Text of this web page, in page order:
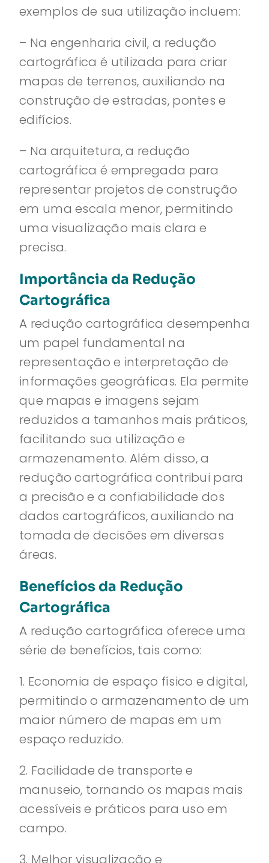
exemplos de sua utilização incluem:
– Na engenharia civil, a redução
cartográfica é utilizada para criar
mapas de terrenos, auxiliando na
construção de estradas, pontes e
edifícios.
– Na arquitetura, a redução
cartográfica é empregada para
representar projetos de construção
em uma escala menor, permitindo
uma visualização mais clara e
precisa.
Importância da Redução
Cartográfica
A redução cartográfica desempenha
um papel fundamental na
representação e interpretação de
informações geográficas. Ela permite
que mapas e imagens sejam
reduzidos a tamanhos mais práticos,
facilitando sua utilização e
armazenamento. Além disso, a
redução cartográfica contribui para
a precisão e a confiabilidade dos
dados cartográficos, auxiliando na
tomada de decisões em diversas
áreas.
Benefícios da Redução
Cartográfica
A redução cartográfica oferece uma
série de benefícios, tais como:
1. Economia de espaço físico e digital,
permitindo o armazenamento de um
maior número de mapas em um
espaço reduzido.
2. Facilidade de transporte e
manuseio, tornando os mapas mais
acessíveis e práticos para uso em
campo.
3. Melhor visualização e